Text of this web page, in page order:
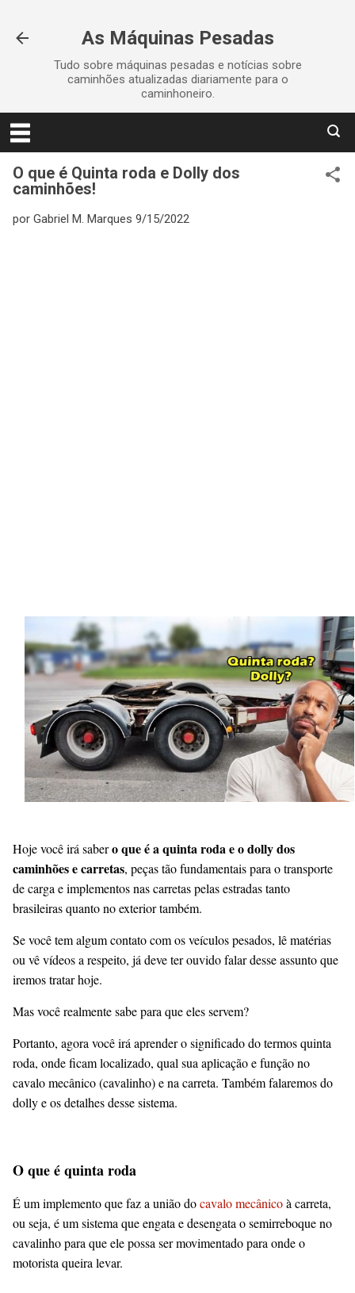
As Máquinas Pesadas
Tudo sobre máquinas pesadas e notícias sobre
caminhões atualizadas diariamente para o
caminhoneiro.
O que é Quinta roda e Dolly dos
caminhões!
por Gabriel M. Marques 9/15/2022
Hoje você irá sabero que é a quinta roda e o dolly dos
caminhões e carretas, peças tão fundamentais para o transporte
de carga e implementos nas carretas pelas estradas tanto
brasileiras quanto no exterior também.
Se você tem algum contato com os veículos pesados, lê matérias
ou vê vídeos a respeito, já deve ter ouvido falar desse assunto que
iremos tratar hoje.
Mas você realmente sabe para que eles servem?
Portanto, agora você irá aprender o significado do termos quinta
roda, onde ficam localizado, qual sua aplicação e função no
cavalo mecânico (cavalinho) e na carreta. Também falaremos do
dolly e os detalhes desse sistema.
O que é quinta roda
É um implemento que faz a união docavalo mecânicoà carreta,
ou seja, é um sistema que engata e desengata o semirreboque no
cavalinho para que ele possa ser movimentado para onde o
motorista queira levar.